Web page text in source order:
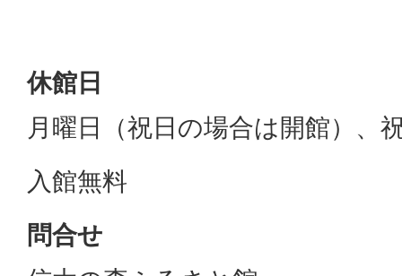
休館日
月曜日（祝日の場合は開館）、
入館無料
問合せ